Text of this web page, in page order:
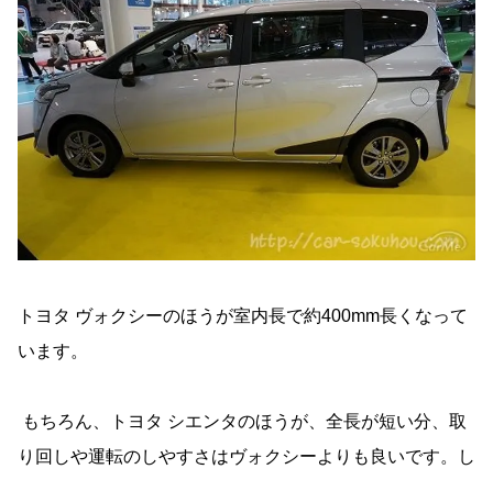
トヨタ ヴォクシーのほうが室内長で約400mm長くなって
います。
もちろん、トヨタ シエンタのほうが、全長が短い分、取
り回しや運転のしやすさはヴォクシーよりも良いです。し